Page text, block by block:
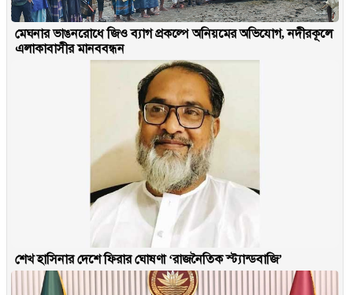
মেঘনার ভাঙনরোধে জিও ব্যাগ প্রকল্পে অনিয়মের অভিযোগ, নদীরকূলে
এলাকাবাসীর মানববন্ধন
শেখ হাসিনার দেশে ফিরার ঘোষণা ‘রাজনৈতিক স্ট্যান্ডবাজি’